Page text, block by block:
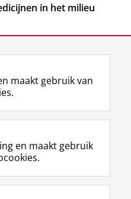
in het milieu
F
a
e
b
o
L
i
k
e
I
R
S
-
f
e
I
n
t
r
Y
o
T
e
maakt gebruik van
en maakt gebruik